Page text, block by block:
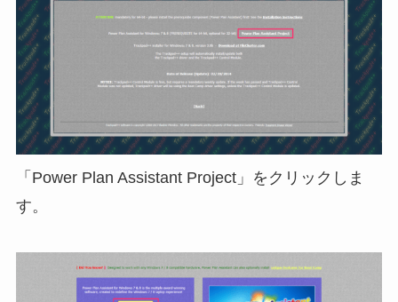
「Power Plan Assistant Project」をクリックしま
す。